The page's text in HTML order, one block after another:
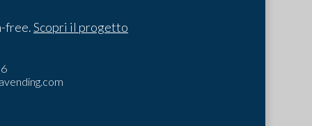
free.Scopri il progetto